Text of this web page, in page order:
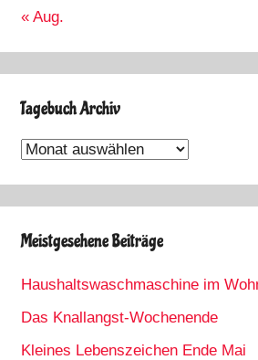
« Aug.
Tagebuch Archiv
Tagebuch
Meistgesehene Beiträge
Haushaltswaschmaschine im
Das Knallangst-Wochenende
Kleines Lebenszeichen Ende Mai